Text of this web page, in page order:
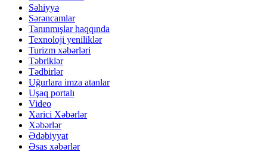
Səhiyyə
Sərəncamlar
Tanınmışlar haqqında
Texnoloji yeniliklər
Turizm xəbərləri
Təbriklər
Tədbirlər
Uğurlara imza atanlar
Uşaq portalı
Video
Xarici Xəbərlər
Xəbərlər
Ədəbiyyat
Əsas xəbərlər